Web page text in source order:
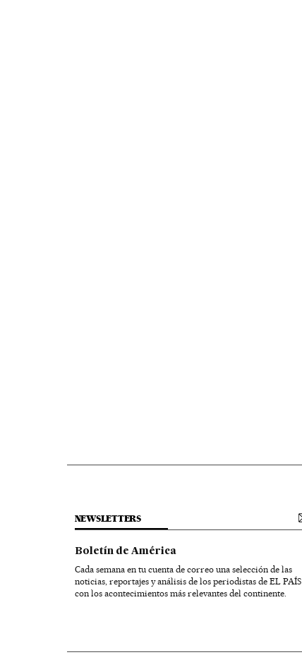
NEWSLETTERS
Boletín de América
Cada semana en tu cuenta de correo una selección de las
noticias, reportajes y análisis de los periodistas de EL PAÍS
con los acontecimientos más relevantes del continente.